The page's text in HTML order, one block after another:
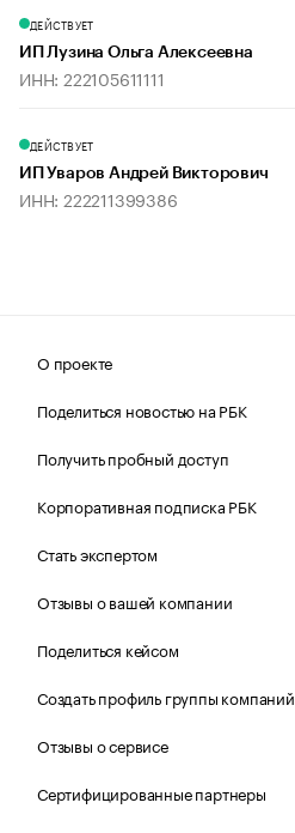
ДЕЙСТВУЕТ
ИП Лузина Ольга Алексеевна
ИНН: 222105611111
ДЕЙСТВУЕТ
ИП Уваров Андрей Викторович
ИНН: 222211399386
О проекте
Поделиться новостью на РБК
Получить пробный доступ
Корпоративная подписка РБК
Стать экспертом
Отзывы о вашей компании
Поделиться кейсом
Создать профиль группы компаний
Отзывы о сервисе
Сертифицированные партнеры